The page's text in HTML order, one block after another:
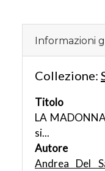
Informazioni
Collezione:
Titolo
LA
si...
Autore
Andrea Del